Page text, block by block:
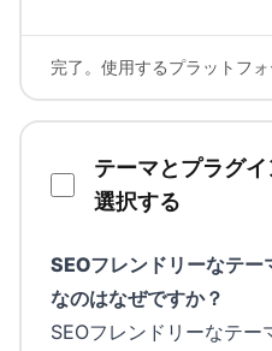
完了。使用するプラットフ
テーマとプラグ
選択する
SEOフレンドリーなテ
なのはなぜですか？
SEOフレンドリーなテ